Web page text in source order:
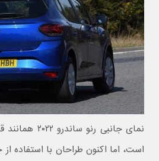
نمای جانبی
است، اما اکنون طراحان با استفاده